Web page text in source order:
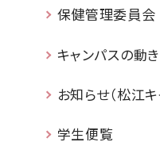
保健管理委員会
キャンパスの動き
お知らせ（松江キ
学生便覧